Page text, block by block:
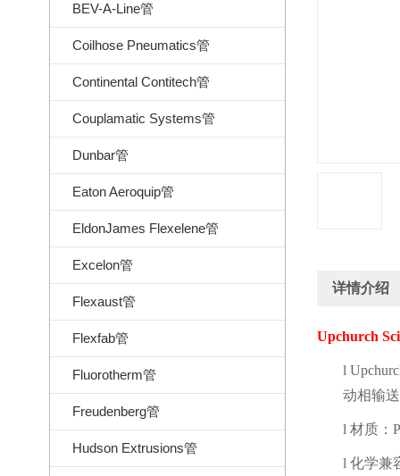
BEV-A-Line管
Coilhose Pneumatics管
Continental Contitech管
Couplamatic Systems管
Dunbar管
Eaton Aeroquip管
EldonJames Flexelene管
Excelon管
Flexaust管
Flexfab管
Fluorotherm管
Freudenberg管
Hudson Extrusions管
详情介绍
Upchurch
l
动相输
l 材质：
l 化学兼